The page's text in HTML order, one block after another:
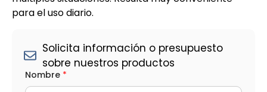
para el uso diario.
Solicita información o presupuesto
sobre nuestros productos
Nombre *